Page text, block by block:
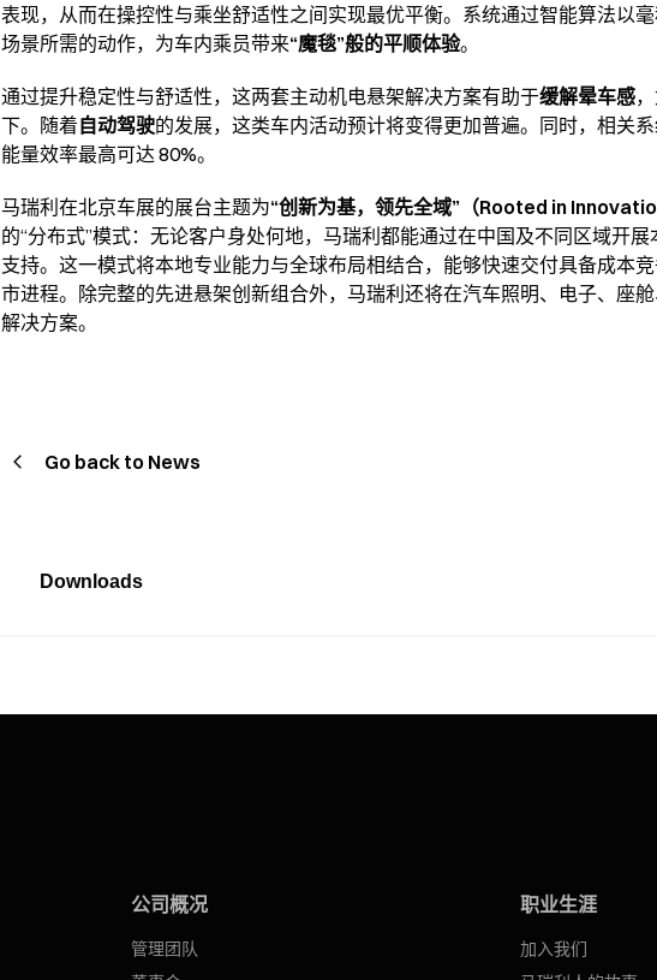
表现，从而在操控性与乘坐舒适性之间实现最优平衡。系统通过智能算法以
场景所需的动作，为车内乘员带来“魔毯”般的平顺体验。
通过提升稳定性与舒适性，这两套主动机电悬架解决方案有助于缓解晕车感
下。随着自动驾驶的发展，这类车内活动预计将变得更加普遍。同时，相关
能量效率最高可达 80%。
马瑞利在北京车展的展台主题为“创新为基，领先全域”（Rooted in
的“分布式”模式：无论客户身处何地，马瑞利都能通过在中国及不同区域开
支持。这一模式将本地专业能力与全球布局相结合，能够快速交付具备成本
市进程。除完整的先进悬架创新组合外，马瑞利还将在汽车照明、电子、座
解决方案。
Go back to News
Downloads
公司概况
管理团队
职业生涯
加入我们